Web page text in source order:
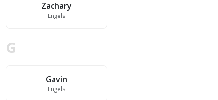
Zachary
Engels
G
Gavin
Engels